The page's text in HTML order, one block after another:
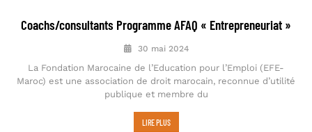
Coachs/consultants Programme AFAQ « Entrepreneuriat »
30 mai 2024
La Fondation Marocaine de l’Education pour l’Emploi (EFE-
Maroc) est une association de droit marocain, reconnue d’utilité
publique et membre du
LIRE PLUS